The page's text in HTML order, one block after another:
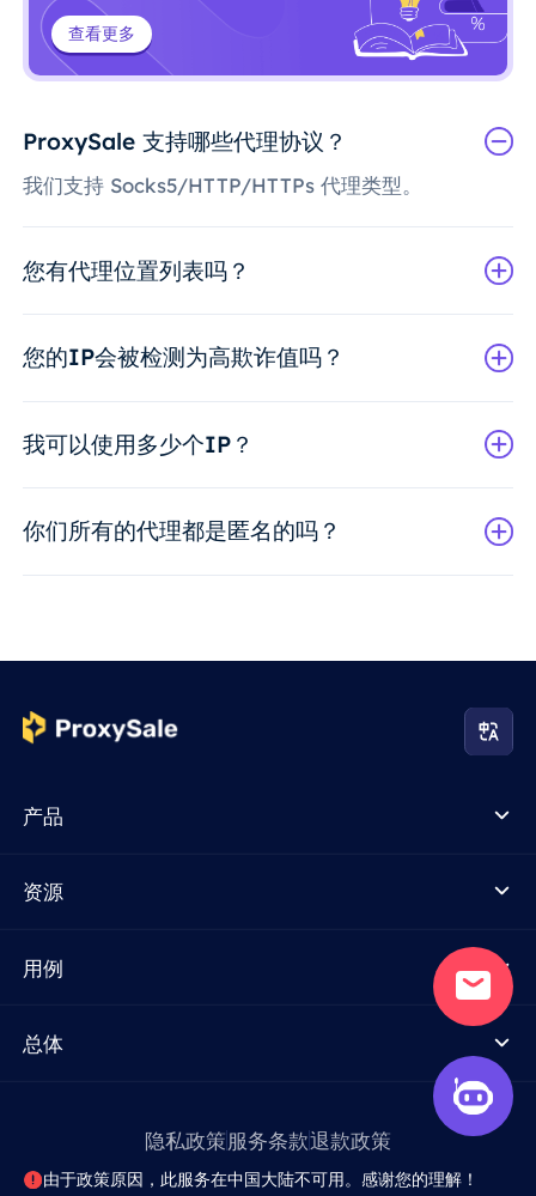
查看更多
ProxySale 支持哪些代理协议？
我们支持 Socks5/HTTP/HTTPs 代理类型。
您有代理位置列表吗？
您的IP会被检测为高欺诈值吗？
我可以使用多少个IP？
你们所有的代理都是匿名的吗？
产品
资源
用例
总体
隐私政策服务条款退款政策
由于政策原因，此服务在中国大陆不可用。感谢您的理解！